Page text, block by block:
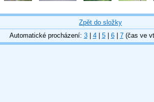
Zpět do složky
Automatické procházení: 3| 4| 5| 6| 7(čas ve